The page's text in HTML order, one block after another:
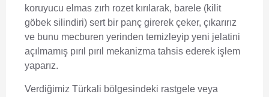
koruyucu elmas zırh rozet kırılarak, barele (kilit
göbek silindiri) sert bir panç girerek çeker, çıkarırız
ve bunu mecburen yerinden temizleyip yeni jelatini
açılmamış pırıl pırıl mekanizma tahsis ederek işlem
yaparız.
Verdiğimiz Türkali bölgesindeki rastgele veya